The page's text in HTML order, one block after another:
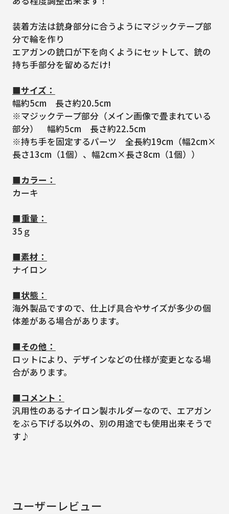
装着方法は銃身部分に合うようにマジックテープ部
分で輪を作り
エアガンの銃口が下を向くようにセットして、銃の
持ち手部分を留めるだけ!
■サイズ：
幅約5cm 長さ約20.5cm
※マジックテープ部分（メイン画像で畳まれている
部分） 幅約5cm 長さ約22.5cm
※持ち手を固定するパーツ 全長約19cm（幅2cm×
長さ13cm（1個）、幅2cm×長さ8cm（1個））
■カラー：
カーキ
■重量：
35ｇ
■素材：
ナイロン
■状態：
海外製品ですので、仕上げ具合やサイズが多少の個
体差がある場合があります。
■その他：
ロットにより、デザインなどの仕様が変更となる場
合があります。
■コメント：
汎用性のあるナイロン製ホルダーなので、エアガン
をぶら下げる以外の、別の用途でも使用出来そうで
す♪
ユーザーレビュー